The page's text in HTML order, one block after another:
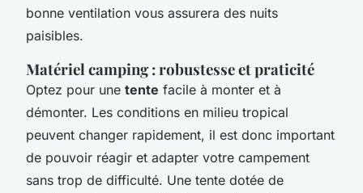
bonne ventilation vous assurera des nuits
paisibles.
Matériel camping : robustesse et praticité
Optez pour une tente facile à monter et à
démonter. Les conditions en milieu tropical
peuvent changer rapidement, il est donc important
de pouvoir réagir et adapter votre campement
sans trop de difficulté. Une tente dotée de